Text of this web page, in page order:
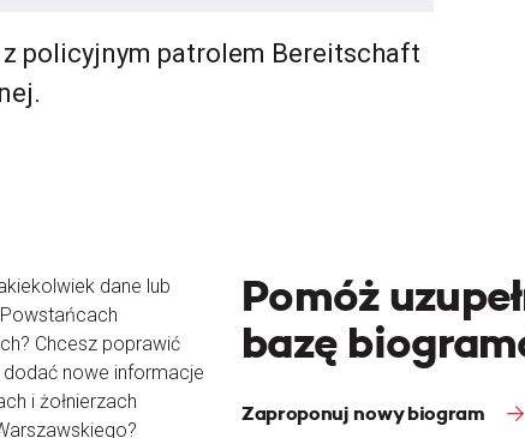
z policyjnym patrolem Bereitschaft
dane lub
Chcesz poprawić
nowe informacje
i żołnierzach
Pomóż
bazę
Zaproponuj nowy biogram